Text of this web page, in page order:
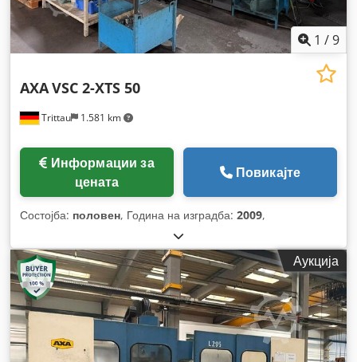
1 /9
Trittau 1.581 km
AXAVSC 2-XTS 50
цената
Повикајте
Состојба: половен, Година на изградба: 2009,
Аукција